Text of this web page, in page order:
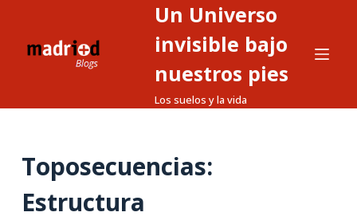
Un Universo
invisible bajo
nuestros pies
Los suelos y la vida
Toposecuencias:
Estructura